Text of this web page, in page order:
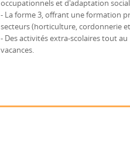
occupationnels et d'adaptation
- La forme 3, offrant une formation
secteurs (horticulture, cordonnerie
- Des activités extra-scolaires tout
vacances.